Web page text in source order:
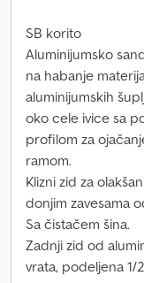
SB korito
Aluminijumsko
na habanje
aluminijumskih
oko cele ivice sa
profilom za
ramom.
Klizni zid za
donjim zavesama
Sa čistačem šina.
Zadnji zid od
vrata, podeljena 1/